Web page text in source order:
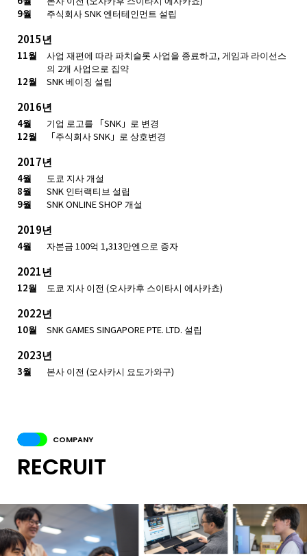
9월
주식회사 SNK 엔터테인먼트 설립
2015년
11월
사업 재편에 따라 파치슬롯 사업을 종료하고, 게임과 라이선스
의 2개 사업으로 집약
12월
SNK 베이징 설립
2016년
4월
기업 로고를 「SNK」로 변경
12월
「주식회사 SNK」로 상호변경
2017년
4월
도쿄 지사 개설
8월
SNK 인터랙티브 설립
9월
SNK ONLINE SHOP 개설
2019년
4월 자본금 100억 1,313만엔으로 증자
2021년
12월 도쿄 지사 이전 (오사카후 스이타시 에사카쵸)
2022년
10월 SNK GAMES SINGAPORE PTE. LTD. 설립
2023년
3월 본사 이전 (오사카시 요도가와구)
COMPANY
RECRUIT